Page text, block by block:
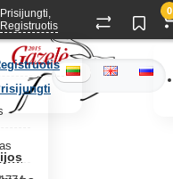
Prisijungti,
Registruotis
0